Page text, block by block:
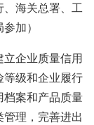
、海关总署、工
加）
企业质量信用
等级和企业履行
档案和产品质量
理，完善进出